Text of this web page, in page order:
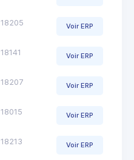
18205 Voir ERP
18141 Voir ERP
18207 Voir ERP
18015 Voir ERP
18213 Voir ERP